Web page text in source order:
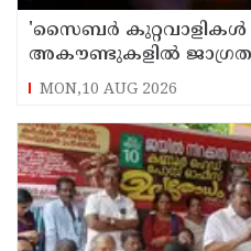
'സൈബര്‍ കുറ്റവാളികള്‍
അകൗണ്ടുകളില്‍
നിര്‍ദേശവുമായി പൊലീസ്
MON,10 AUG 2026